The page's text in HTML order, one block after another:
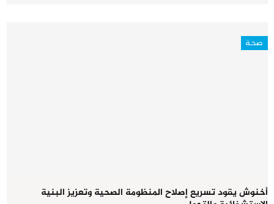
صحة
أخنوش يقود تسريع إصلاح المنظومة الصحية وتعزيز البنية